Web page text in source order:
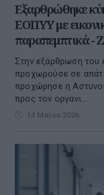
Εξαρθρώθηκε
ΕΟΠΥΥ με
παραπεμπτικά -
Στην εξάρθρωση του
προχωρούσε σε
προχώρησε η
προς τον οργανι...
14 Μαΐου 2026